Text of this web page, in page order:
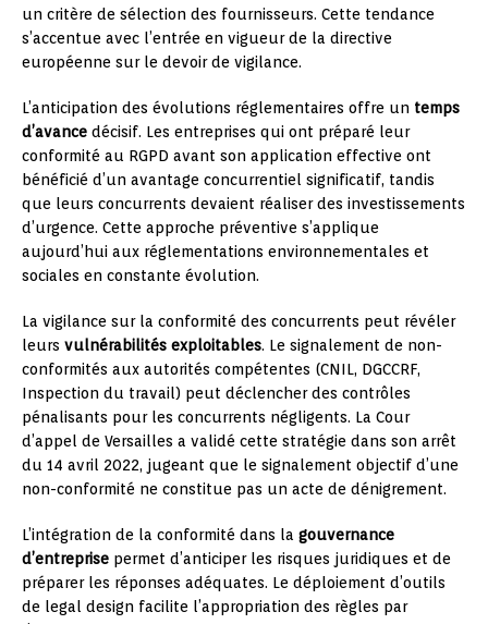
un critère de sélection des fournisseurs. Cette tendance
s’accentue avec l’entrée en vigueur de la directive
européenne sur le devoir de vigilance.
L’anticipation des évolutions réglementaires offre un temps
d’avance décisif. Les entreprises qui ont préparé leur
conformité au RGPD avant son application effective ont
bénéficié d’un avantage concurrentiel significatif, tandis
que leurs concurrents devaient réaliser des investissements
d’urgence. Cette approche préventive s’applique
aujourd’hui aux réglementations environnementales et
sociales en constante évolution.
La vigilance sur la conformité des concurrents peut révéler
leurs vulnérabilités exploitables. Le signalement de non-
conformités aux autorités compétentes (CNIL, DGCCRF,
Inspection du travail) peut déclencher des contrôles
pénalisants pour les concurrents négligents. La Cour
d’appel de Versailles a validé cette stratégie dans son arrêt
du 14 avril 2022, jugeant que le signalement objectif d’une
non-conformité ne constitue pas un acte de dénigrement.
L’intégration de la conformité dans la gouvernance
d’entreprise permet d’anticiper les risques juridiques et de
préparer les réponses adéquates. Le déploiement d’outils
de legal design facilite l’appropriation des règles par